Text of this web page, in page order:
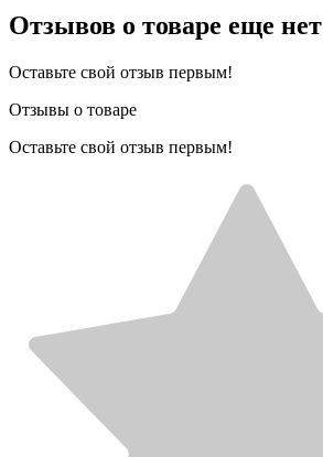
Отзывов о товаре еще нет
Оставьте свой отзыв первым!
Отзывы о товаре
Оставьте свой отзыв первым!